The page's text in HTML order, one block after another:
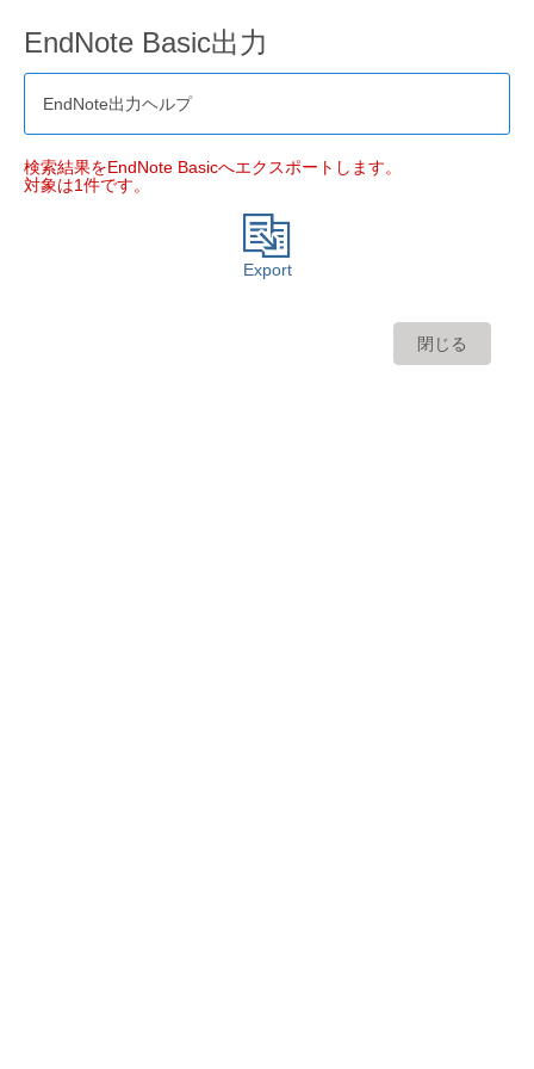
EndNote Basic出力
EndNote出力ヘルプ
検索結果をEndNote Basicへエクスポートします。
対象は1件です。
Export